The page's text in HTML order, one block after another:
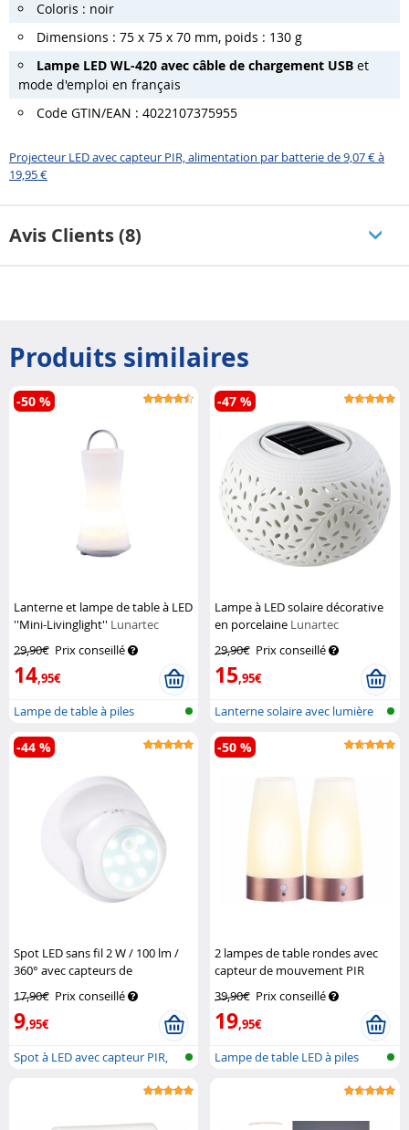
Coloris : noir
Dimensions : 75 x 75 x 70 mm, poids : 130 g
Lampe LED WL-420 avec câble de chargement USB et
mode d'emploi en français
Code GTIN/EAN : 4022107375955
Projecteur LED avec capteur PIR, alimentation par batterie de 9,07 € à
19,95 €
Avis Clients (8)
Produits similaires
Lanterne et lampe de table à LED
''Mini-Livinglight'' Lunartec
29,90€ Prix conseillé
14,95€
-50 %
Lampe de table à piles
Lampe à LED solaire décorative
en porcelaine Lunartec
29,90€ Prix conseillé
15,95€
-47 %
Lanterne solaire avec lumière
en RJ...
Spot LED sans fil 2 W / 100 lm /
360° avec capteurs de
mouvement et d'obscurité
Luminea
17,90€ Prix conseillé
9,95€
-44 %
Spot à LED avec capteur PIR,
2 lampes de table rondes avec
capteur de mouvement PIR
Lunartec
39,90€ Prix conseillé
19,95€
-50 %
Lampe de table LED à piles